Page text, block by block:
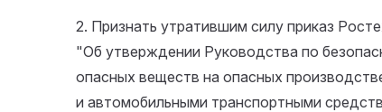
2. Признать утратившим силу приказ
"Об утверждении Руководства по
опасных веществ на опасных
и автомобильными транспортными